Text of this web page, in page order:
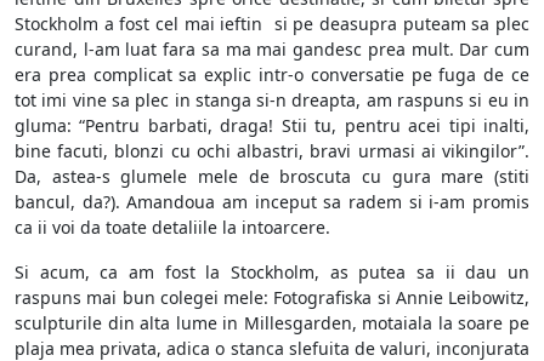
Stockholm a fost cel mai ieftin si pe deasupra puteam sa plec
curand, l-am luat fara sa ma mai gandesc prea mult. Dar cum
era prea complicat sa explic intr-o conversatie pe fuga de ce
tot imi vine sa plec in stanga si-n dreapta, am raspuns si eu in
gluma: “Pentru barbati, draga! Stii tu, pentru acei tipi inalti,
bine facuti, blonzi cu ochi albastri, bravi urmasi ai vikingilor”.
Da, astea-s glumele mele de broscuta cu gura mare (stiti
bancul, da?). Amandoua am inceput sa radem si i-am promis
ca ii voi da toate detaliile la intoarcere.
Si acum, ca am fost la Stockholm, as putea sa ii dau un
raspuns mai bun colegei mele: Fotografiska si Annie Leibowitz,
sculpturile din alta lume in Millesgarden, motaiala la soare pe
plaja mea privata, adica o stanca slefuita de valuri, inconjurata